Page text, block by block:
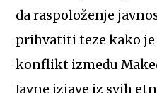
da raspoloženje
prihvatiti teze kako
konflikt između
Javne izjave iz svih